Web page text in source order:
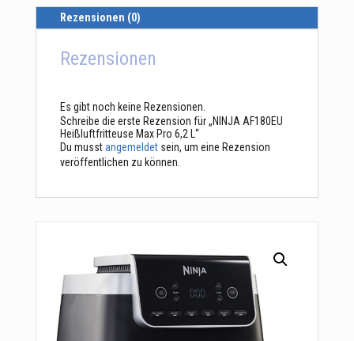
Rezensionen (0)
Rezensionen
Es gibt noch keine Rezensionen.
Schreibe die erste Rezension für „NINJA AF180EU
Heißluftfritteuse Max Pro 6,2 L“
Du musstangemeldetsein, um eine Rezension
veröffentlichen zu können.